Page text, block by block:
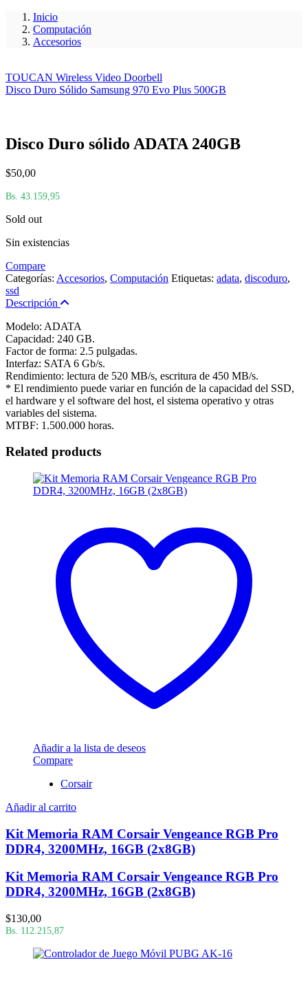
Inicio
Computación
Accesorios
TOUCAN Wireless Video Doorbell
Disco Duro Sólido Samsung 970 Evo Plus 500GB
Disco Duro sólido ADATA 240GB
$50,00
Bs. 43.159,95
Sold out
Sin existencias
Compare
Categorías: Accesorios, Computación Etiquetas: adata, discoduro,
ssd
Descripción
Modelo: ADATA
Capacidad: 240 GB.
Factor de forma: 2.5 pulgadas.
Interfaz: SATA 6 Gb/s.
Rendimiento: lectura de 520 MB/s, escritura de 450 MB/s.
* El rendimiento puede variar en función de la capacidad del SSD,
el hardware y el software del host, el sistema operativo y otras
variables del sistema.
MTBF: 1.500.000 horas.
Related products
Añadir a la lista de deseos
Compare
Corsair
Añadir al carrito
Kit Memoria RAM Corsair Vengeance RGB Pro
DDR4, 3200MHz, 16GB (2x8GB)
Kit Memoria RAM Corsair Vengeance RGB Pro
DDR4, 3200MHz, 16GB (2x8GB)
$130,00
Bs. 112.215,87